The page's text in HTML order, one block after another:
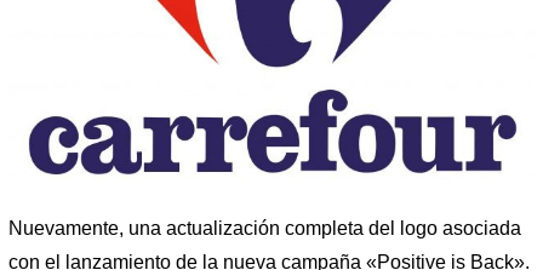
Nuevamente, una actualización completa del logo asociada
con el lanzamiento de la nueva campaña «Positive is Back».